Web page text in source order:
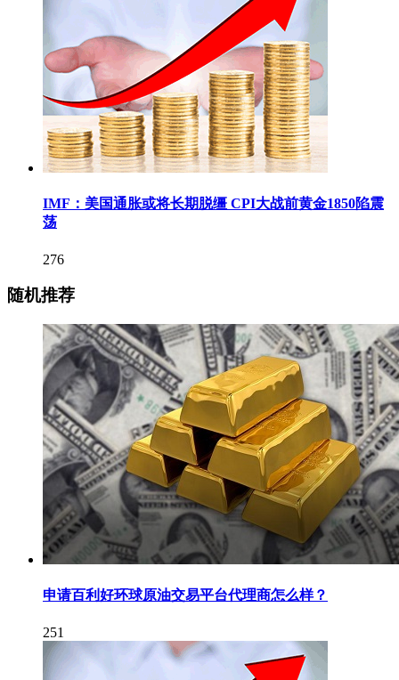
IMF：美国通胀或将长期脱缰 CPI大战前黄金1850陷震
荡
276
随机推荐
申请百利好环球原油交易平台代理商怎么样？
251